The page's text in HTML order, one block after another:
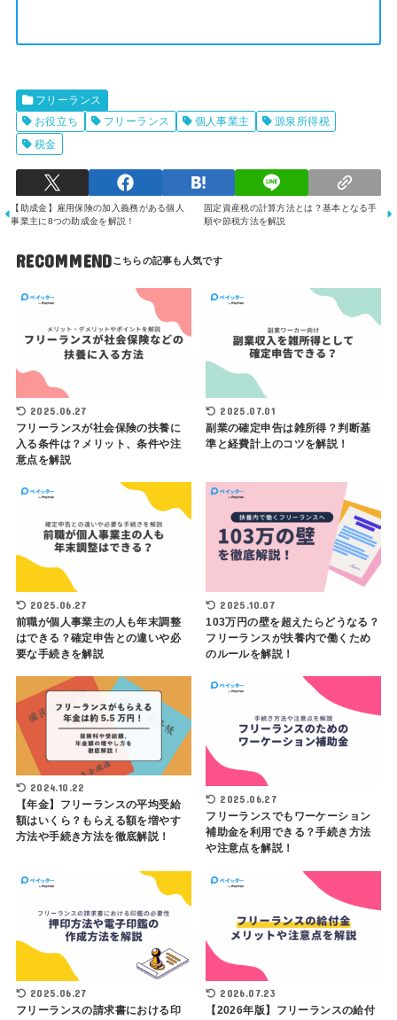
フリーランス
お役立ち
フリーランス 個人事業主
源泉所得税
税金
固定資産税の計算方法とは？基本となる手
順や節税方法を解説
【助成金】雇用保険の加入義務がある個人
事業主に8つの助成金を解説！
RECOMMEND
2025.06.27
フリーランスが社会保険の扶養に
入る条件は？メリット、条件や注
意点を解説
2025.07.01
副業の確定申告は雑所得？判断基
準と経費計上のコツを解説！
2025.06.27
前職が個人事業主の人も年末調整
はできる？確定申告との違いや必
要な手続きを解説
2025.10.07
103万円の壁を超えたらどうなる？
フリーランスが扶養内で働くため
のルールを解説！
2024.10.22
【年金】フリーランスの平均受給
額はいくら？もらえる額を増やす
方法や手続き方法を徹底解説！
2025.06.27
フリーランスでもワーケーション
補助金を利用できる？手続き方法
や注意点を解説！
2025.06.27
フリーランスの請求書における印
2026.07.23
【2026年版】フリーランスの給付